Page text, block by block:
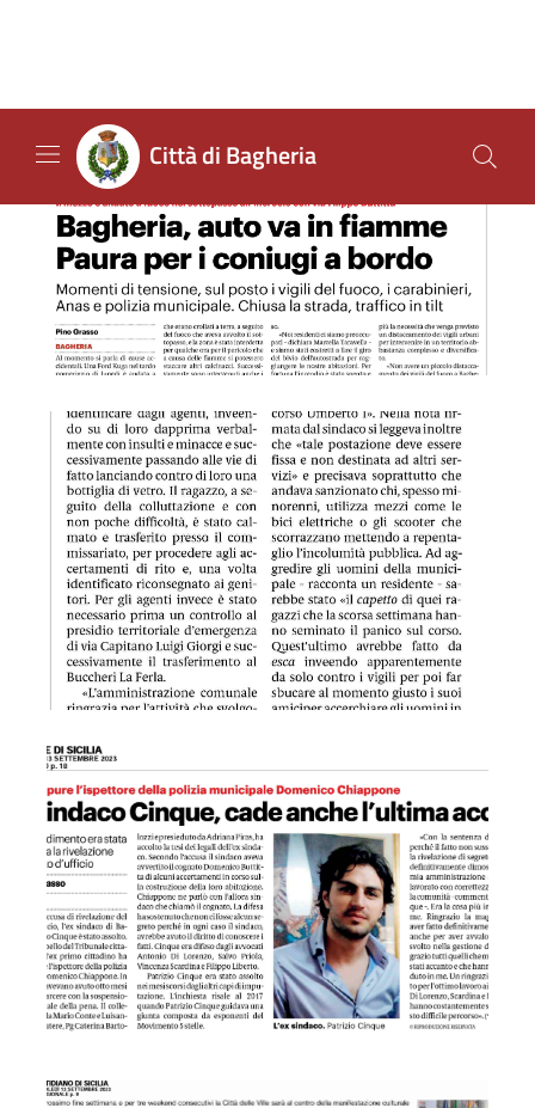
GDS 13/09/2023 Bagheria, giovani in moto contro mano
GDS 13/09/2023 EX sindaco Cinque, cade anche l'ultima
QDS 13/09/2023 Bagheria fra le protagoniste de le Vie dei